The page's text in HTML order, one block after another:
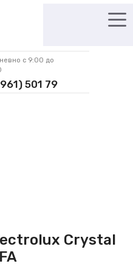
с 9:00 до
501 79
Crystal